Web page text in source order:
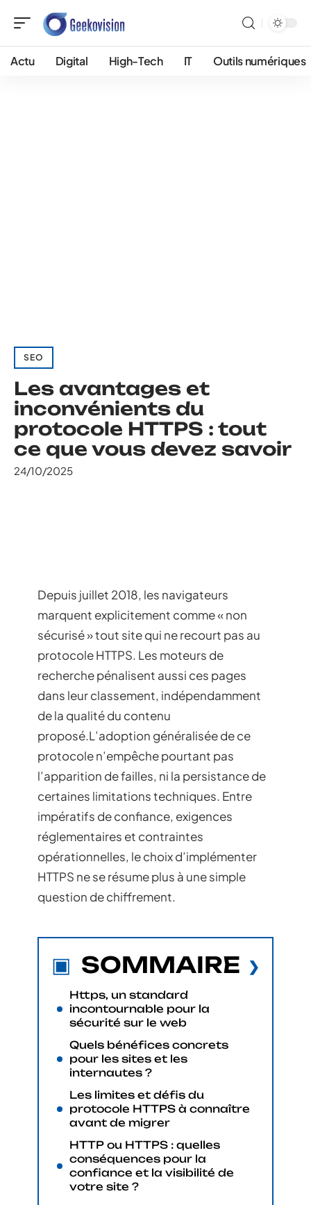
Actu Digital High-Tech IT Outils numériques
SEO
Les avantages et
inconvénients du
protocole HTTPS : tout
ce que vous devez savoir
24/10/2025
Depuis juillet 2018, les navigateurs
marquent explicitement comme « non
sécurisé » tout site qui ne recourt pas au
protocole HTTPS. Les moteurs de
recherche pénalisent aussi ces pages
dans leur classement, indépendamment
de la qualité du contenu
proposé.L’adoption généralisée de ce
protocole n’empêche pourtant pas
l’apparition de failles, ni la persistance de
certaines limitations techniques. Entre
impératifs de confiance, exigences
réglementaires et contraintes
opérationnelles, le choix d’implémenter
HTTPS ne se résume plus à une simple
question de chiffrement.
SOMMAIRE
Https, un standard
incontournable pour la
sécurité sur le web
Quels bénéfices concrets
pour les sites et les
internautes ?
Les limites et défis du
protocole HTTPS à connaître
avant de migrer
HTTP ou HTTPS : quelles
conséquences pour la
confiance et la visibilité de
votre site ?